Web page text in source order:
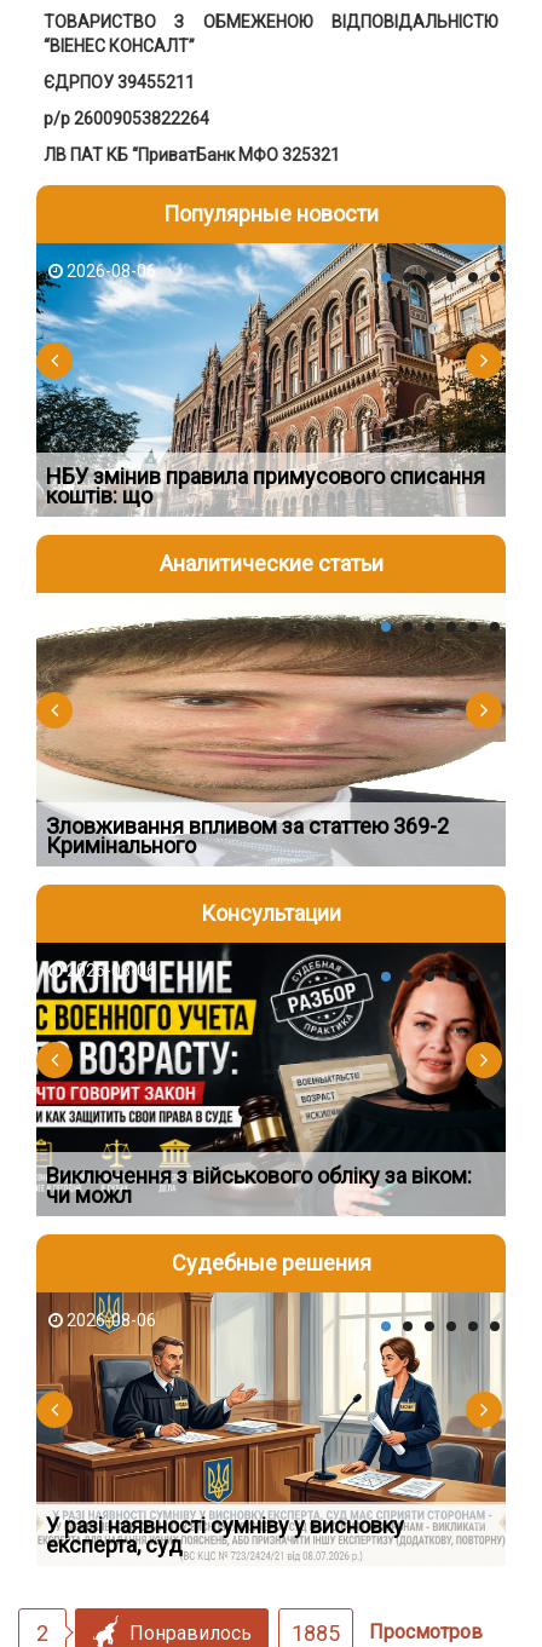
ТОВАРИСТВО З ОБМЕЖЕНОЮ ВІДПОВІДАЛЬНІСТЮ
“ВІЕНЕС КОНСАЛТ”
ЄДРПОУ 39455211
р/р 26009053822264
ЛВ ПАТ КБ “ПриватБанк МФО 325321
Популярные новости
2026-08-06
НБУ змінив правила примусового списання
коштів: що
Аналитические статьи
2026-08-04
Зловживання впливом за статтею 369-2
Кримінального
Консультации
2026-08-06
Виключення з військового обліку за віком:
чи можл
Судебные решения
2026-08-06
У разі наявності сумніву у висновку
експерта, суд
2 Понравилось 1885 Просмотров